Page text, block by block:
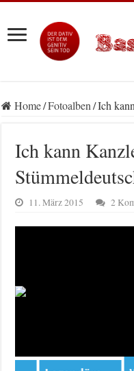
Home/Fotoalben/Ich
Ich kann
11. März 2015 2